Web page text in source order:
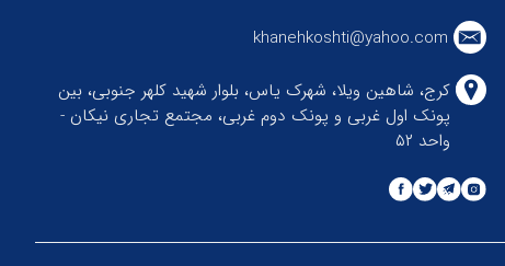
khanehkoshti@yahoo.com
کرج، شاهین ویلا، شهرک یاس، بلوار شهید کلهر جنوبی، بین
پونک اول غربی و پونک دوم غربی، مجتمع تجاری نیکان -
واحد ۵۲